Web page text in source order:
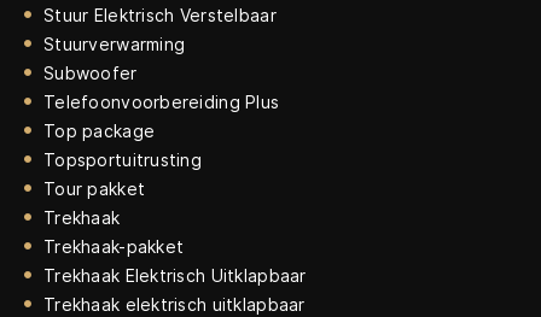
Stuur Elektrisch Verstelbaar
Stuurverwarming
Subwoofer
Telefoonvoorbereiding Plus
Top package
Topsportuitrusting
Tour pakket
Trekhaak
Trekhaak-pakket
Trekhaak Elektrisch Uitklapbaar
Trekhaak elektrisch uitklapbaar